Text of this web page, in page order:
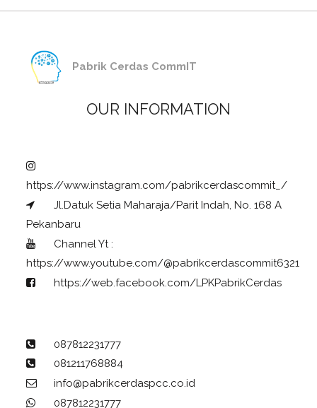
Pabrik Cerdas CommIT
OUR INFORMATION
https://www.instagram.com/pabrikcerdascommit_/
Jl.Datuk Setia Maharaja/Parit Indah, No. 168 A
Pekanbaru
Channel Yt :
https://www.youtube.com/@pabrikcerdascommit6321
https://web.facebook.com/LPKPabrikCerdas
087812231777
081211768884
info@pabrikcerdaspcc.co.id
087812231777